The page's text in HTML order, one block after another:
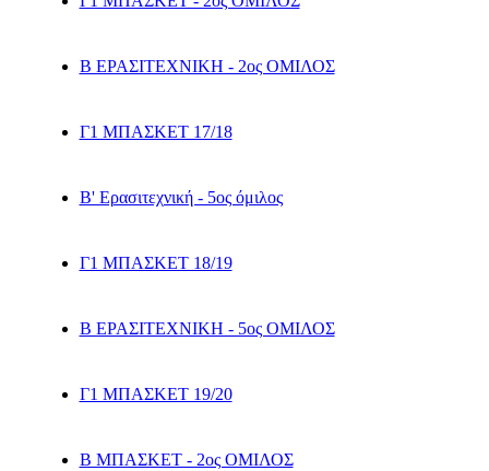
Β ΕΡΑΣΙΤΕΧΝΙΚΗ - 2ος ΟΜΙΛΟΣ
Γ1 ΜΠΑΣΚΕΤ 17/18
Β' Ερασιτεχνική - 5ος όμιλος
Γ1 ΜΠΑΣΚΕΤ 18/19
Β ΕΡΑΣΙΤΕΧΝΙΚΗ - 5ος ΟΜΙΛΟΣ
Γ1 ΜΠΑΣΚΕΤ 19/20
Β ΜΠΑΣΚΕΤ - 2ος ΟΜΙΛΟΣ